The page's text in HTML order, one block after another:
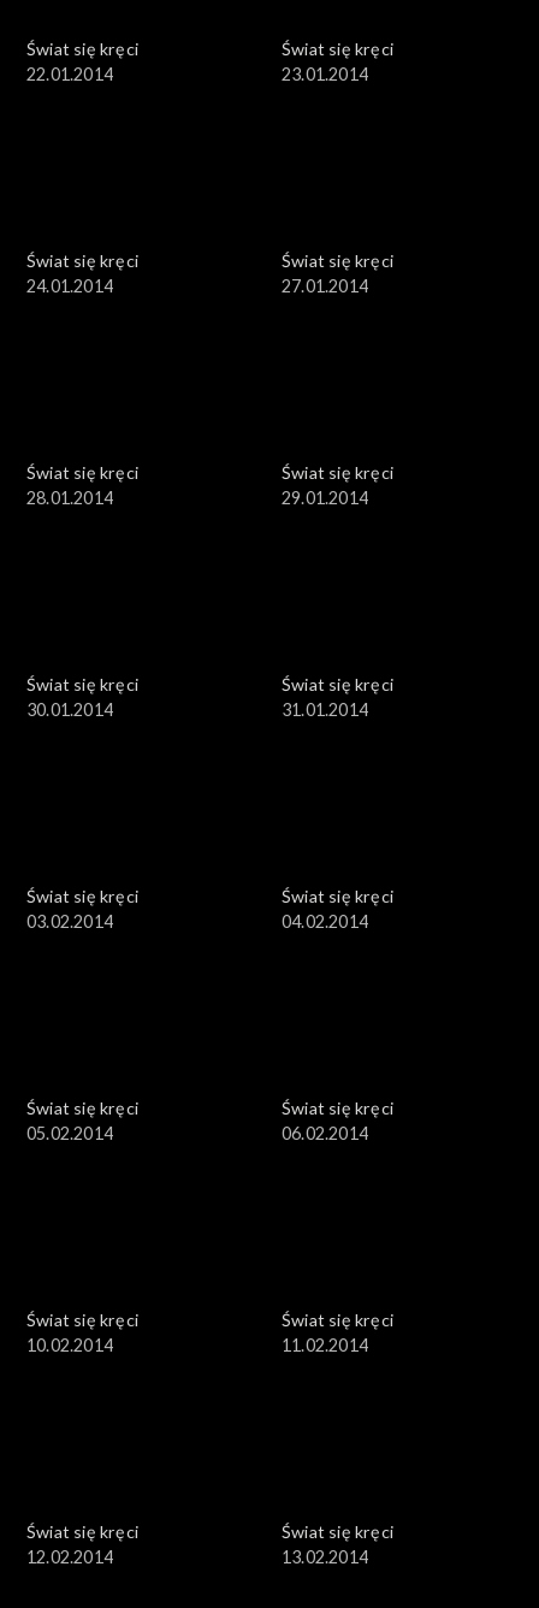
Świat się kręci
22.01.2014
Świat się kręci
23.01.2014
Świat się kręci
24.01.2014
Świat się kręci
27.01.2014
Świat się kręci
28.01.2014
Świat się kręci
29.01.2014
Świat się kręci
30.01.2014
Świat się kręci
31.01.2014
Świat się kręci
03.02.2014
Świat się kręci
04.02.2014
Świat się kręci
05.02.2014
Świat się kręci
06.02.2014
Świat się kręci
10.02.2014
Świat się kręci
11.02.2014
Świat się kręci
12.02.2014
Świat się kręci
13.02.2014